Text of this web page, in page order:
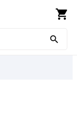
shopping_cart
